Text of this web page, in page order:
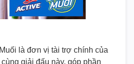
là đơn vị tài trợ chính của
giải đấu này, góp phần